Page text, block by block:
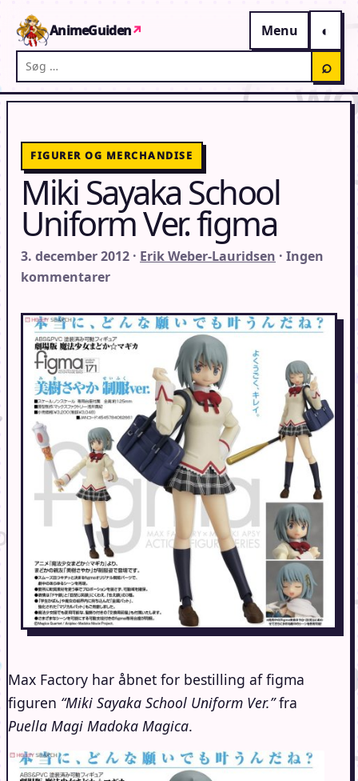
AnimeGuiden↗
Menu
Søg på AnimeGuiden
⌕
FIGURER OG MERCHANDISE
Miki Sayaka School
Uniform Ver. figma
3. december 2012 · Erik Weber-Lauridsen · Ingen
kommentarer
Max Factory har åbnet for bestilling af figma
figuren “Miki Sayaka School Uniform Ver.”fra
Puella Magi Madoka Magica.